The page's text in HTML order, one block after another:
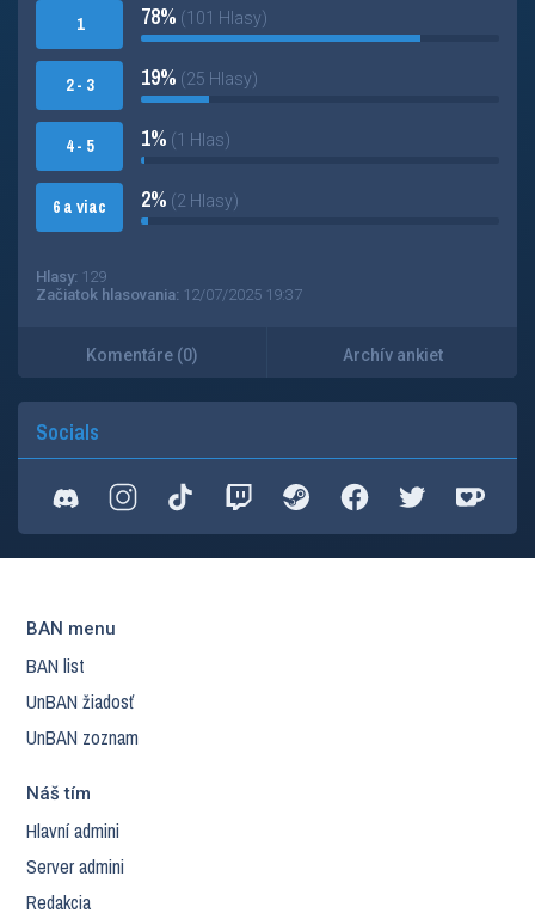
1
2 - 3
4 - 5
6 a viac
78% (101 Hlasy)
19% (25 Hlasy)
1% (1 Hlas)
2% (2 Hlasy)
Hlasy: 129
Začiatok hlasovania: 12/07/2025 19:37
Komentáre (0) Archív ankiet
Socials
BAN menu
BAN list
UnBAN žiadosť
UnBAN zoznam
Náš tím
Hlavní admini
Server admini
Redakcia